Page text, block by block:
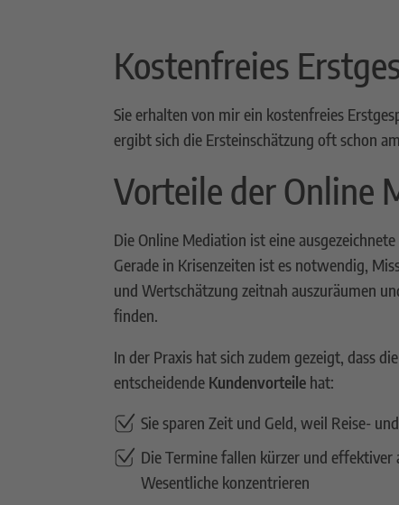
Kostenfreies
Sie erhalten von mir ein kostenfreies
ergibt sich die Ersteinschätzung oft schon
Vorteile der Online
Die Online Mediation ist eine
Gerade in Krisenzeiten ist es notwendig,
und Wertschätzung zeitnah auszuräumen
finden.
In der Praxis hat sich zudem gezeigt, dass die
entscheidende Kundenvorteilehat:
Sie sparen Zeit und Geld, weil Reise-
Die Termine fallen kürzer und
Wesentliche konzentrieren